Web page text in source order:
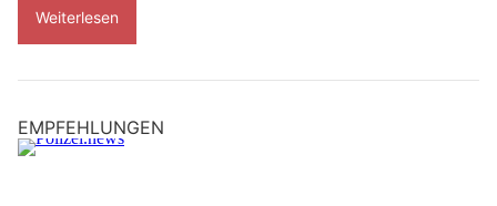
Weiterlesen
EMPFEHLUNGEN